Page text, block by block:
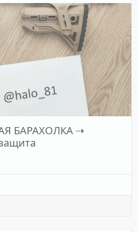
БАРАХОЛКА ⇢